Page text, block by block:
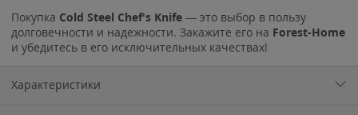
Покупка Cold Steel Chef's Knife — это выбор в пользу
долговечности и надежности. Закажите его на Forest-Home
и убедитесь в его исключительных качествах!
Характеристики